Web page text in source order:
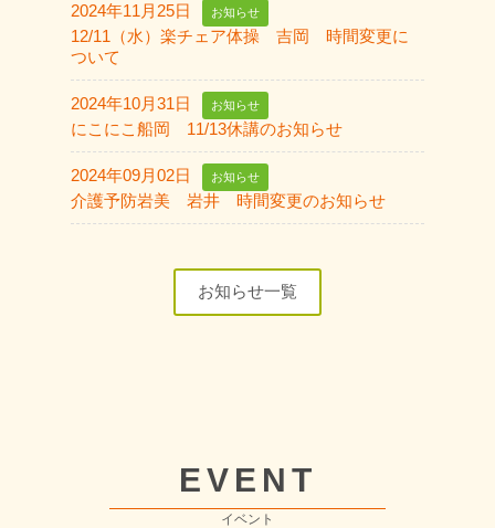
2024年11月25日 お知らせ
12/11（水）楽チェア体操 吉岡 時間変更に
ついて
2024年10月31日 お知らせ
にこにこ船岡 11/13休講のお知らせ
2024年09月02日 お知らせ
介護予防岩美 岩井 時間変更のお知らせ
お知らせ一覧
EVENT
イベント